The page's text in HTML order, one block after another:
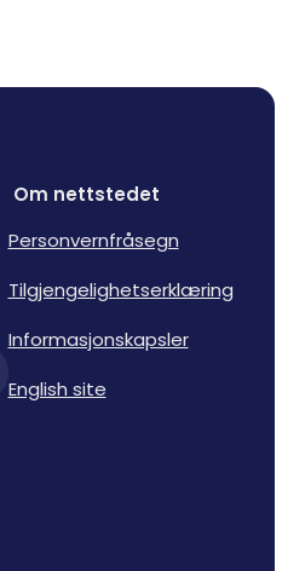
Om nettstedet
Personvernfråsegn
Tilgjengelighetserklæring
Informasjonskapsler
English site